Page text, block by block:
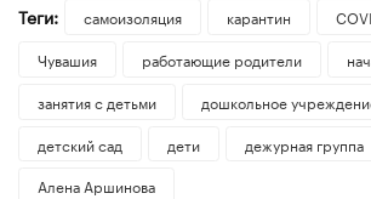
Теги:
самоизоляция карантин
Чувашия
работающие родители
занятия с детьми
дошкольное
детский сад
дети
дежурная группа
Алена Аршинова